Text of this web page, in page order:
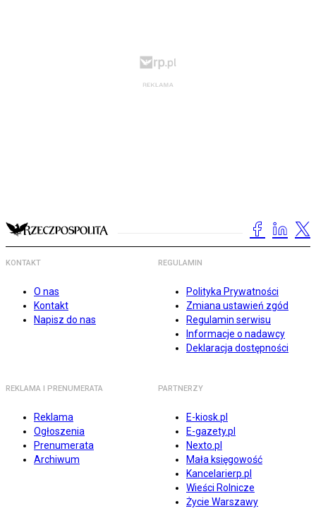
KONTAKT
O nas
Kontakt
Napisz do nas
REGULAMIN
Polityka Prywatności
Zmiana ustawień zgód
Regulamin serwisu
Informacje o nadawcy
Deklaracja dostępności
REKLAMA I PRENUMERATA
Reklama
Ogłoszenia
Prenumerata
Archiwum
PARTNERZY
E-kiosk.pl
E-gazety.pl
Nexto.pl
Mała księgowość
Kancelarierp.pl
Wieści Rolnicze
Życie Warszawy